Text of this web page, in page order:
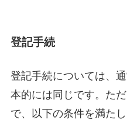
登記手続
登記手続については、
本的には同じです。た
で、以下の条件を満た